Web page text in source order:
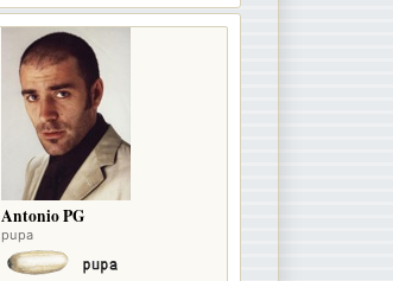
o
Antonio PG
pupa